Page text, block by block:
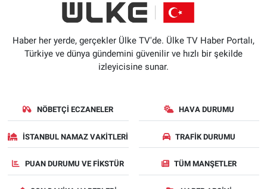
Haber her yerde, gerçekler Ülke TV'de. Ülke TV Haber Portalı,
Türkiye ve dünya gündemini güvenilir ve hızlı bir şekilde
izleyicisine sunar.
NÖBETÇI ECZANELER HAVA DURUMU
İSTANBUL NAMAZ VAKITLERI TRAFIK DURUMU
PUAN DURUMU VE FIKSTÜR TÜM MANŞETLER